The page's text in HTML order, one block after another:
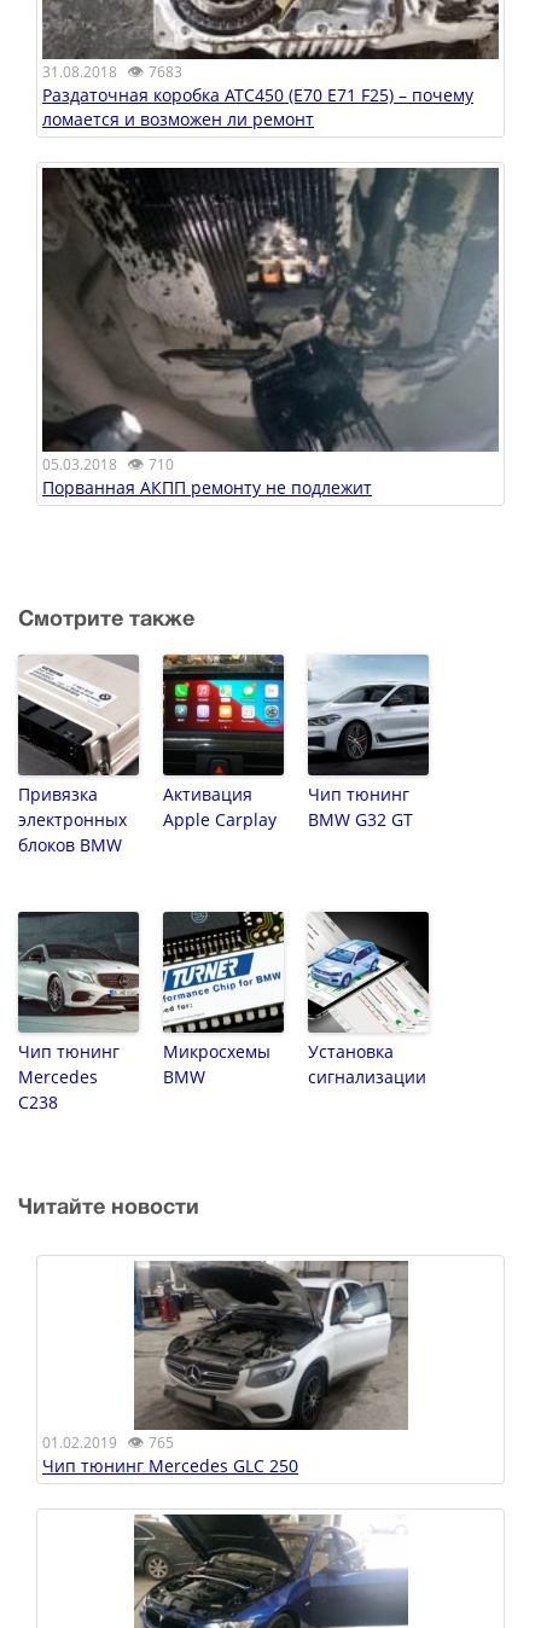
31.08.2018 👁 7683
Раздаточная коробка ATC450 (E70 E71 F25) – почему
ломается и возможен ли ремонт
05.03.2018 👁 710
Порванная АКПП ремонту не подлежит
Смотрите также
Привязка
электронных
блоков BMW
Активация
Apple Carplay
Чип тюнинг
BMW G32 GT
Чип тюнинг
Mercedes
C238
Микросхемы
BMW
Установка
сигнализации
Читайте новости
01.02.2019 👁 765
Чип тюнинг Mercedes GLC 250